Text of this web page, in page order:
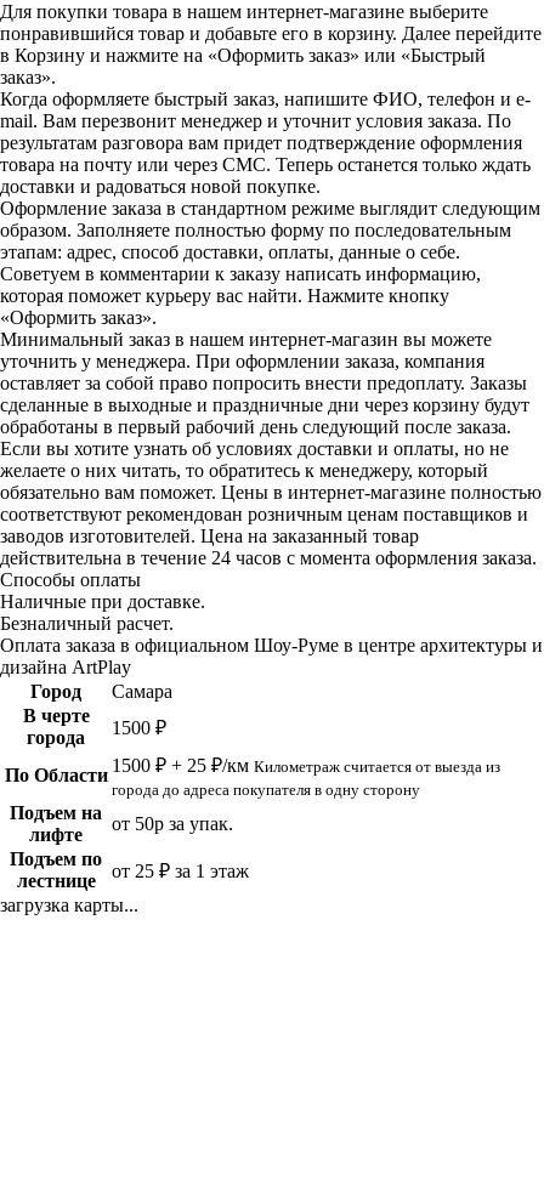
Для покупки товара в нашем интернет-магазине выберите
понравившийся товар и добавьте его в корзину. Далее перейдите
в Корзину и нажмите на «Оформить заказ» или «Быстрый
заказ».
Когда оформляете быстрый заказ, напишите ФИО, телефон и e-
mail. Вам перезвонит менеджер и уточнит условия заказа. По
результатам разговора вам придет подтверждение оформления
товара на почту или через СМС. Теперь останется только ждать
доставки и радоваться новой покупке.
Оформление заказа в стандартном режиме выглядит следующим
образом. Заполняете полностью форму по последовательным
этапам: адрес, способ доставки, оплаты, данные о себе.
Советуем в комментарии к заказу написать информацию,
которая поможет курьеру вас найти. Нажмите кнопку
«Оформить заказ».
Минимальный заказ в нашем интернет-магазин вы можете
уточнить у менеджера. При оформлении заказа, компания
оставляет за собой право попросить внести предоплату. Заказы
сделанные в выходные и праздничные дни через корзину будут
обработаны в первый рабочий день следующий после заказа.
Если вы хотите узнать об условиях доставки и оплаты, но не
желаете о них читать, то обратитесь к менеджеру, который
обязательно вам поможет. Цены в интернет-магазине полностью
соответствуют рекомендован розничным ценам поставщиков и
заводов изготовителей. Цена на заказанный товар
действительна в течение 24 часов с момента оформления заказа.
Способы оплаты
Наличные при доставке.
Безналичный расчет.
Оплата заказа в официальном Шоу-Руме в центре архитектуры и
дизайна ArtPlay
Город
Самара
В черте
города
1500 ₽
По Области 1500 ₽ + 25 ₽/км Километраж считается от выезда из
города до адреса покупателя в одну сторону
Подъем на
лифте
от 50р за упак.
Подъем по
лестнице
от 25 ₽ за 1 этаж
загрузка карты...